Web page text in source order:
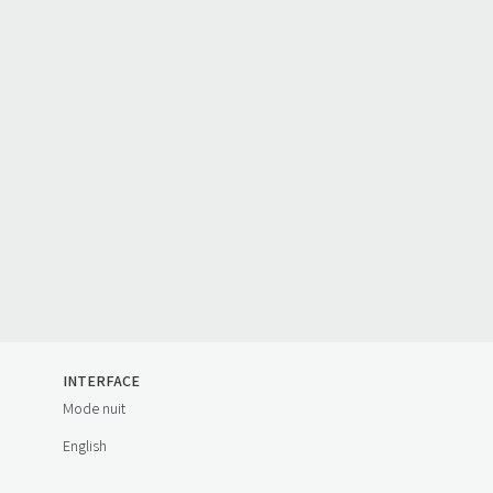
INTERFACE
Mode nuit
English